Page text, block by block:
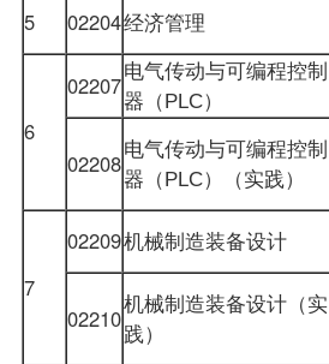
5
02204经济管理
6
02207
电气传动与可编程控制
器（PLC）
02208
电气传动与可编程控制
器（PLC）（实践）
7
02209机械制造装备设计
02210
机械制造装备设计（实
践）